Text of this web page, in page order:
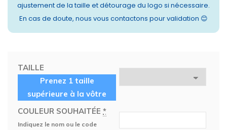
ajustement de la taille et détourage du logo si nécessaire.
En cas de doute, nous vous contactons pour validation 😊
TAILLE
Prenez 1 taille
supérieure à la vôtre
COULEUR SOUHAITÉE *
Indiquez le nom ou le code